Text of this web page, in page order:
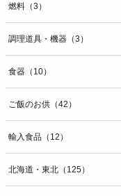
燃料（3）
調理道具・機器（3）
食器（10）
ご飯のお供（42）
輸入食品（12）
北海道・東北（125）